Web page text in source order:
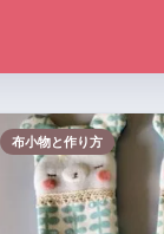
布小物と作り方